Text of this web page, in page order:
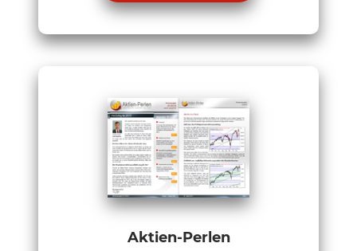
Aktien-Perlen